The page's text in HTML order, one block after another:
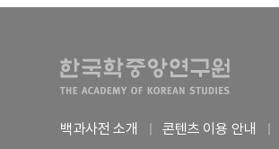
백과사전 소개 콘텐츠 이용 안내